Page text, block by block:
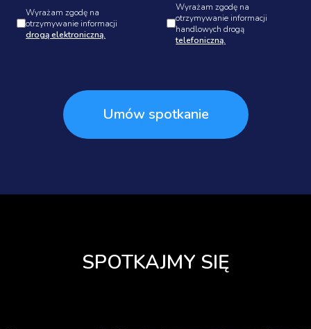
Wyrażam zgodę na
otrzymywanie informacji
drogą elektroniczną.
Wyrażam zgodę na
otrzymywanie informacji
handlowych drogą
telefoniczną.
Umów spotkanie
SPOTKAJMY SIĘ